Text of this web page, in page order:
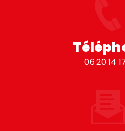
06 20 14